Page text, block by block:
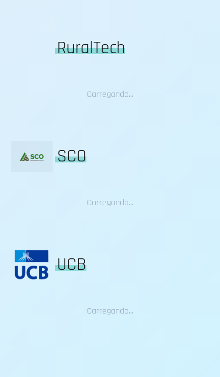
RuralTech
Carregando...
SCO
Carregando...
UCB
Carregando...